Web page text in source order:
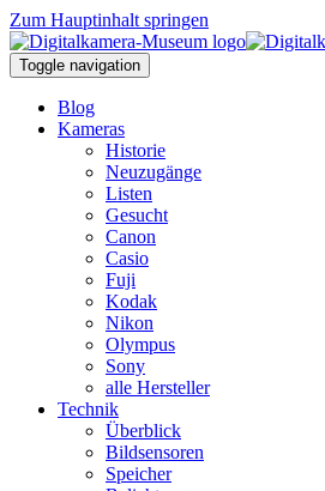
Zum Hauptinhalt springen
Toggle navigation
Blog
Kameras
Historie
Neuzugänge
Listen
Gesucht
Canon
Casio
Fuji
Kodak
Nikon
Olympus
Sony
alle Hersteller
Technik
Überblick
Bildsensoren
Speicher